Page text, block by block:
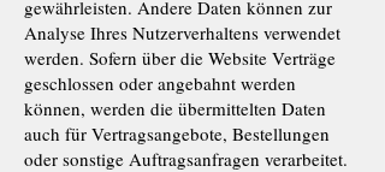
gewährleisten. Andere Daten können zur
Analyse Ihres Nutzerverhaltens verwendet
werden. Sofern über die Website Verträge
geschlossen oder angebahnt werden
können, werden die übermittelten Daten
auch für Vertragsangebote, Bestellungen
oder sonstige Auftragsanfragen verarbeitet.